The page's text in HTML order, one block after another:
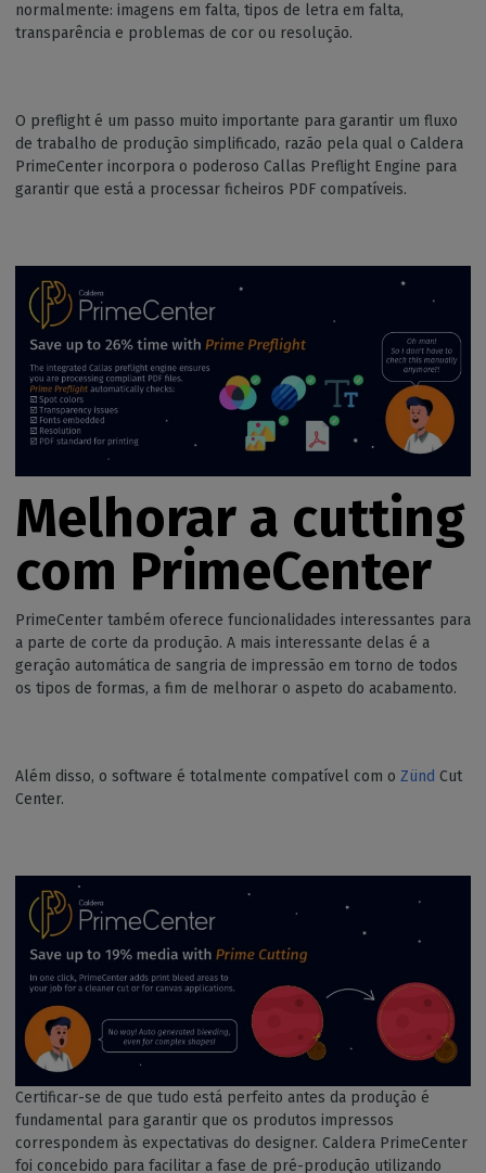
normalmente: imagens em falta, tipos de letra em falta,
transparência e problemas de cor ou resolução.
O preflight é um passo muito importante para garantir um fluxo
de trabalho de produção simplificado, razão pela qual o Caldera
PrimeCenter incorpora o poderoso Callas Preflight Engine para
garantir que está a processar ficheiros PDF compatíveis.
Melhorar a cutting
com PrimeCenter
PrimeCenter também oferece funcionalidades interessantes para
a parte de corte da produção. A mais interessante delas é a
geração automática de sangria de impressão em torno de todos
os tipos de formas, a fim de melhorar o aspeto do acabamento.
Além disso, o software é totalmente compatível com o Zünd Cut
Center.
Certificar-se de que tudo está perfeito antes da produção é
fundamental para garantir que os produtos impressos
correspondem às expectativas do designer. Caldera PrimeCenter
foi concebido para facilitar a fase de pré-produção utilizando